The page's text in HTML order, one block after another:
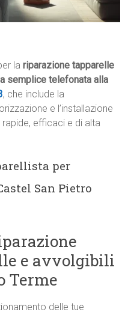
lariparazione tapparelle
semplice telefonata alla
, che include la
e l’installazione
efficaci e di alta
per
San Pietro
e avvolgibili
Terme
delle tue